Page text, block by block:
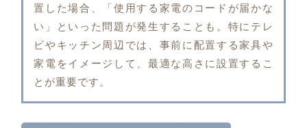
置した場合、「使用する家電のコードが届かな
い」といった問題が発生することも。特にテレ
ビやキッチン周辺では、事前に配置する家具や
家電をイメージして、最適な高さに設置するこ
とが重要です。